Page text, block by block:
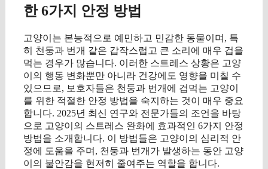
한 6가지 안정 방법
고양이는 본능적으로 예민하고 민감한 동물이며, 특
히 천둥과 번개 같은 갑작스럽고 큰 소리에 매우 겁을
먹는 경우가 많습니다. 이러한 스트레스 상황은 고양
이의 행동 변화뿐만 아니라 건강에도 영향을 미칠 수
있으므로, 보호자들은 천둥과 번개에 겁먹는 고양이
를 위한 적절한 안정 방법을 숙지하는 것이 매우 중요
합니다. 2025년 최신 연구와 전문가들의 조언을 바탕
으로 고양이의 스트레스 완화에 효과적인 6가지 안정
방법을 소개합니다. 이 방법들은 고양이의 심리적 안
정에 도움을 주며, 천둥과 번개가 발생하는 동안 고양
이의 불안감을 현저히 줄여주는 역할을 합니다.